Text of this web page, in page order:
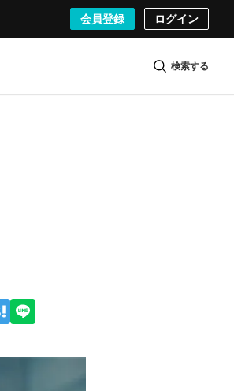
会員登録 ログイン
検索する